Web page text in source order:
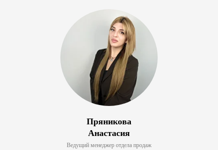
Пряникова
Анастасия
Ведущий менеджер отдела продаж